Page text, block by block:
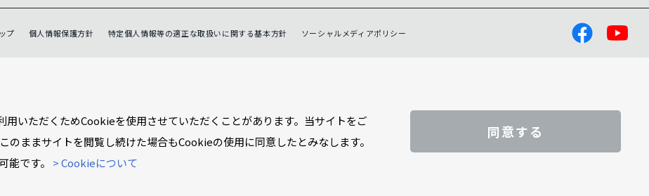
いただくためCookieを使用させていただくことがあります。当サイトをご
ままサイトを閲覧し続けた場合もCookieの使用に同意したとみなします。
能です。 > Cookieについて
同意する
プ 個人情報保護方針 特定個人情報等の適正な取扱いに関する基本方針 ソーシャルメディアポリシー